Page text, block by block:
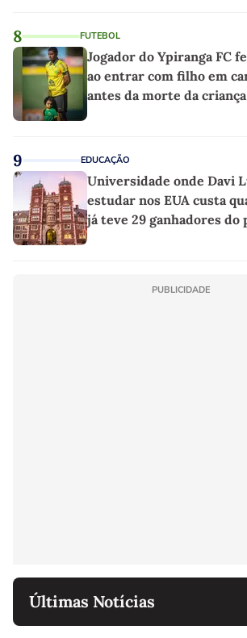
8 FUTEBOL
Jogador do Ypiranga FC
ao entrar com filho em
antes da morte da criança
9 EDUCAÇÃO
Universidade onde Davi
estudar nos EUA custa
já teve 29 ganhadores do
PUBLICIDADE
Últimas Notícias